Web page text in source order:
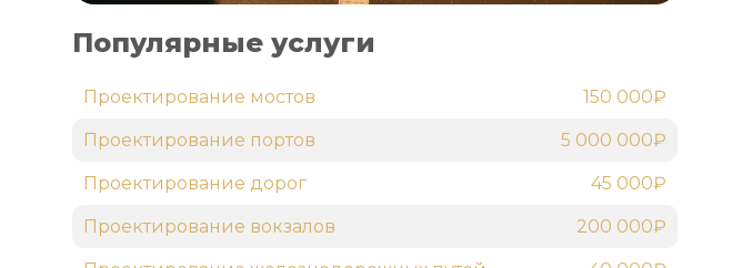
Популярные услуги
Проектирование мостов 150 000₽
Проектирование портов 5 000 000₽
Проектирование дорог 45 000₽
Проектирование вокзалов 200 000₽